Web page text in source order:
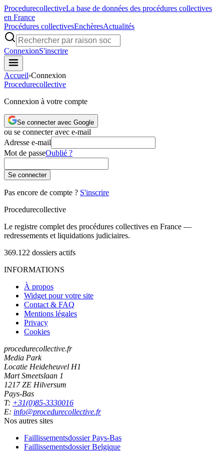
ProcedurecollectiveLa base de données des procédures collectives
en France
Procédures collectivesEnchèresActualités
ConnexionS'inscrire
Accueil›Connexion
Procedurecollective
Connexion à votre compte
Se connecter avec Google
ou se connecter avec e-mail
Adresse e-mail
Mot de passeOublié ?
Se connecter
Pas encore de compte ? S'inscrire
Procedurecollective
Le registre complet des procédures collectives en France —
redressements et liquidations judiciaires.
369.122 dossiers actifs
INFORMATIONS
À propos
Widget pour votre site
Contact & FAQ
Mentions légales
Privacy
Cookies
procedurecollective.fr
Media Park
Locatie Heideheuvel H1
Mart Smeetslaan 1
1217 ZE Hilversum
Pays-Bas
T: +31(0)85-3330016
E: info@procedurecollective.fr
Nos autres sites
Faillissementsdossier Pays-Bas
Faillissementsdossier Belgique